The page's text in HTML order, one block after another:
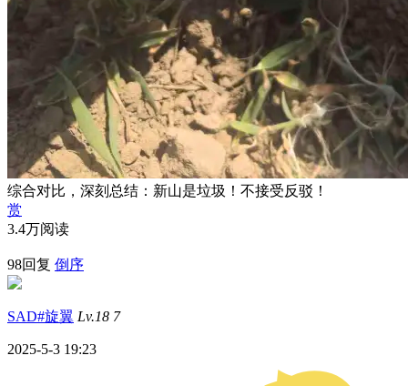
综合对比，深刻总结：新山是垃圾！不接受反驳！
赏
3.4万阅读
98回复 倒序
SAD#旋翼 Lv.18 7
2025-5-3 19:23